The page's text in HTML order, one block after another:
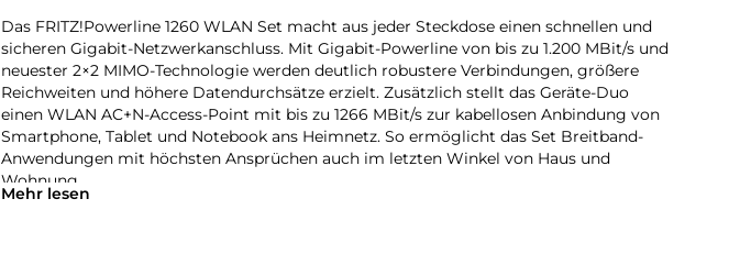
Das FRITZ!Powerline 1260 WLAN Set macht aus jeder Steckdose einen schnellen und
sicheren Gigabit-Netzwerkanschluss. Mit Gigabit-Powerline von bis zu 1.200 MBit/s und
neuester 2×2 MIMO-Technologie werden deutlich robustere Verbindungen, größere
Reichweiten und höhere Datendurchsätze erzielt. Zusätzlich stellt das Geräte-Duo
einen WLAN AC+N-Access-Point mit bis zu 1266 MBit/s zur kabellosen Anbindung von
Smartphone, Tablet und Notebook ans Heimnetz. So ermöglicht das Set Breitband-
Anwendungen mit höchsten Ansprüchen auch im letzten Winkel von Haus und
Wohnung.
Mehr lesen